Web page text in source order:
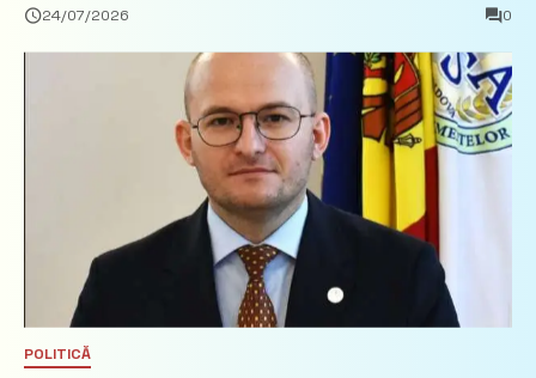
24/07/2026 0
POLITICĂ